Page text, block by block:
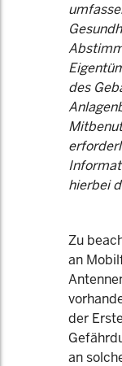
des
hierbei
Zu
an
der
an